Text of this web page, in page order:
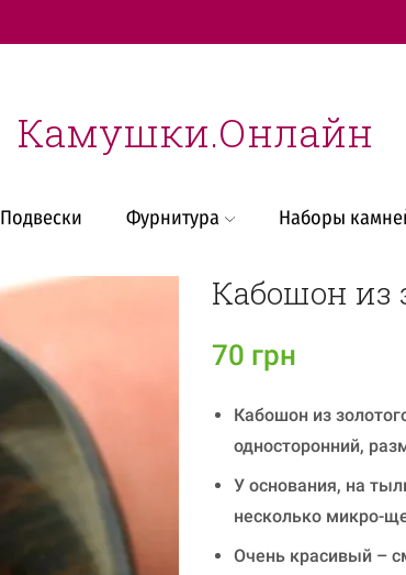
Техническая
Камушки.Онлайн
Подвески Фурнитура Наборы
Кабошон из
70 грн
Кабошон из
односторонний,
У основания, на
несколько микро-
Очень красивый –